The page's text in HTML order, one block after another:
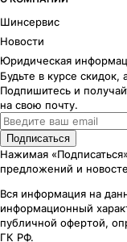
Шинсервис
Новости
Юридическая
Будьте в курсе
Подпишитесь и
на свою почту.
Подписаться
Нажимая
предложений и
Вся информация на
информационный
публичной офертой,
ГК РФ.